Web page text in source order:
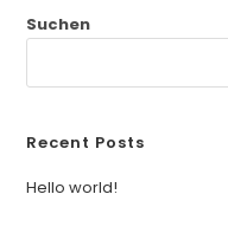
Suchen
Recent Posts
Hello world!